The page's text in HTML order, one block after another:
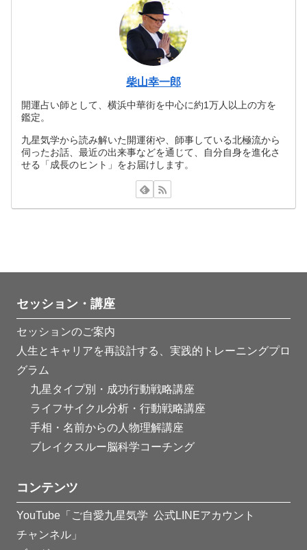
柴山幸一郎
開運占い師として、横浜中華街を中心に約1万人以上の方を
鑑定。
九星気学から読み解いた開運術や、師事している北極流から
伺ったお話、最近の出来事などを通じて、自分自身を進化さ
せる「成長のヒント」をお届けします。
セッション・講座
セッションのご案内
人生とキャリアを再設計する、実践的トレーニングプロ
グラム
九星タイプ別・成功行動戦略講座
ライフサイクル分析・行動戦略講座
手相・名前からの人物理解講座
ブレイクスルー脳科学コーチング
コンテンツ
YouTube「ご自愛九星気学
チャンネル」
公式LINEアカウント